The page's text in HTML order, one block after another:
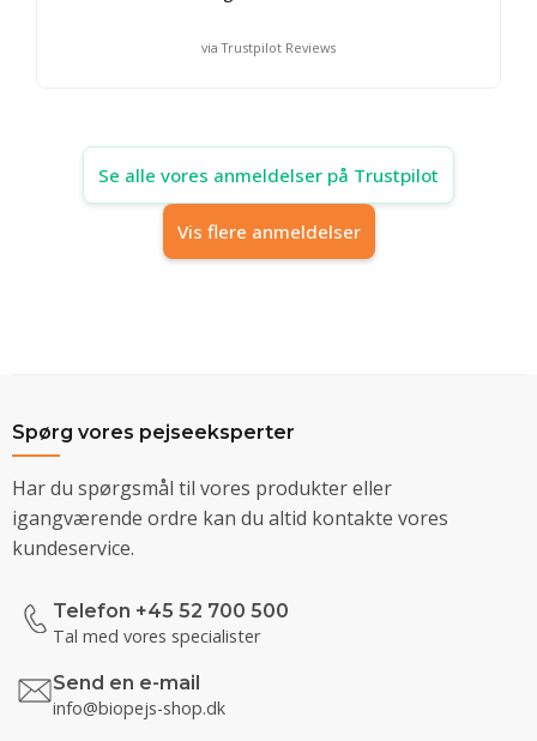
via Trustpilot Reviews
Se alle vores anmeldelser på Trustpilot
Vis flere anmeldelser
Spørg vores pejseeksperter
Har du spørgsmål til vores produkter eller
igangværende ordre kan du altid kontakte vores
kundeservice.
Telefon +45 52 700 500
Tal med vores specialister
Send en e-mail
info@biopejs-shop.dk